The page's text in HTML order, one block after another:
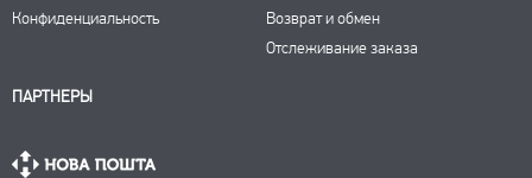
Конфиденциальность
Возврат и обмен
Отслеживание заказа
ПАРТНЕРЫ